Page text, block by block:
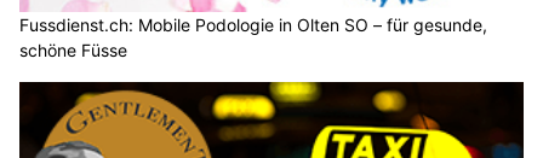
Fussdienst.ch: Mobile Podologie in Olten SO – für gesunde,
schöne Füsse